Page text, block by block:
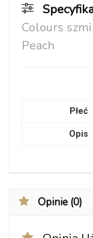
Colours
Peach
Płeć
Opis
Opinie (0)